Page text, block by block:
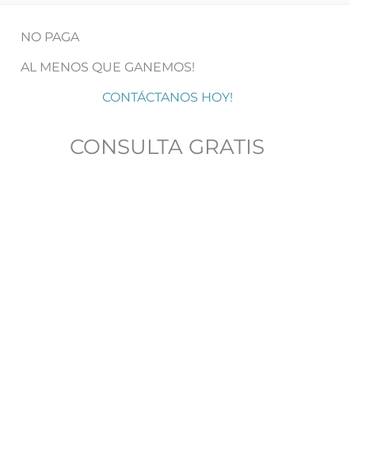
NO PAGA
AL MENOS QUE GANEMOS!
CONTÁCTANOS HOY!
CONSULTA GRATIS